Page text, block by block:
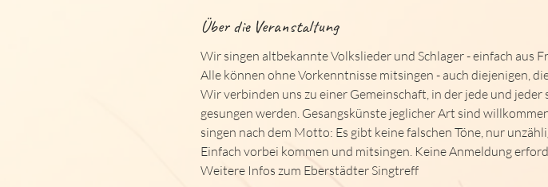
Über die Veranstaltung
Wir singen altbekannte Volkslieder und Schlager - einfach aus
Alle können ohne Vorkenntnisse mitsingen - auch diejenigen,
Wir verbinden uns zu einer Gemeinschaft, in der jede und
gesungen werden. Gesangskünste jeglicher Art sind
singen nach dem Motto: Es gibt keine falschen Töne, nur
Einfach vorbei kommen und mitsingen. Keine Anmeldung
Weitere Infos zum Eberstädter Singtreff